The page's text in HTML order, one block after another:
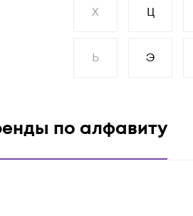
Х Ц
Ь Э
по алфавиту